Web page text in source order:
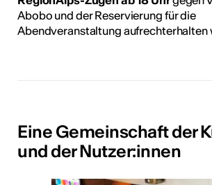
Abobo und der Reservierung für die
Abendveranstaltung aufrechterhalten
Eine Gemeinschaft der
und der Nutzer:innen